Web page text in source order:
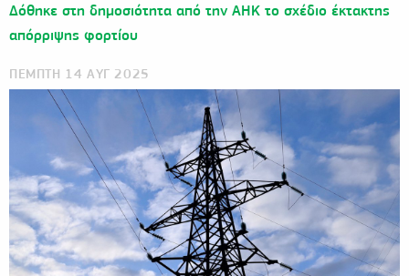
Δόθηκε στη δημοσιότητα από την ΑΗΚ το σχέδιο έκτακτης
απόρριψης φορτίου
ΠΕΜΠΤΗ 14 ΑΥΓ 2025